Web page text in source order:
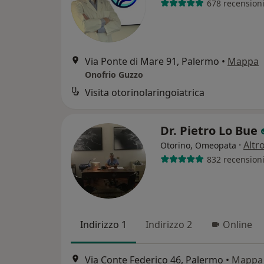
678 recensioni
Via Ponte di Mare 91, Palermo • Mappa
Onofrio Guzzo
Visita otorinolaringoiatrica
Dr. Pietro Lo Bue
Otorino, Omeopata ·
832 recensioni
Indirizzo 1 Indirizzo 2 Online
Via Conte Federico 46, Palermo • Mappa